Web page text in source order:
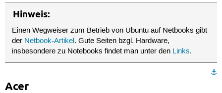
Hinweis:
Einen Wegweiser zum Betrieb von Ubuntu auf Netbooks gibt
der Netbook-Artikel. Gute Seiten bzgl. Hardware,
insbesondere zu Notebooks findet man unter den Links.
⚓︎
Acer